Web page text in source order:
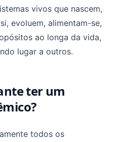
vivos que nascem,
evoluem, alimentam-se,
ao longa da vida,
lugar a outros.
ter um
todos os